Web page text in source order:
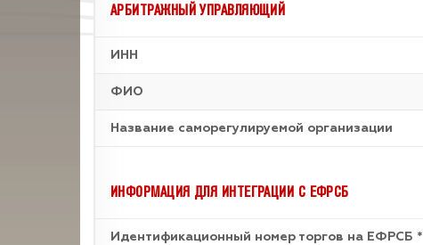
АРБИТРАЖНЫЙ УПРАВЛЯЮЩИЙ
ИНН
ФИО
Название саморегулируемой организации
ИНФОРМАЦИЯ ДЛЯ ИНТЕГРАЦИИ С ЕФРСБ
Идентификационный номер торгов на ЕФРСБ *